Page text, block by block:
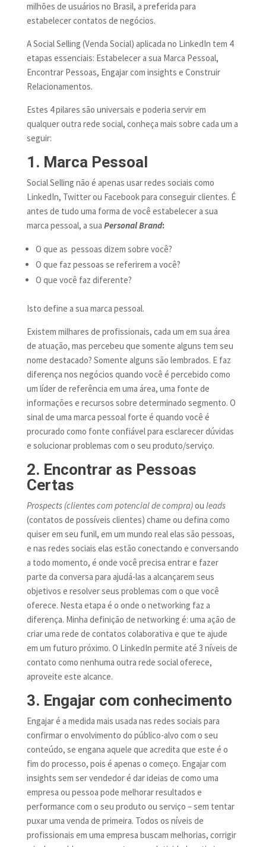
milhões de usuários no Brasil, a preferida para
estabelecer contatos de negócios.
A Social Selling (Venda Social) aplicada no LinkedIn tem 4
etapas essenciais: Estabelecer a sua Marca Pessoal,
Encontrar Pessoas, Engajar com insights e Construir
Relacionamentos.
Estes 4 pilares são universais e poderia servir em
qualquer outra rede social, conheça mais sobre cada um a
seguir:
1. Marca Pessoal
Social Selling não é apenas usar redes sociais como
LinkedIn, Twitter ou Facebook para conseguir clientes. É
antes de tudo uma forma de você estabelecer a sua
marca pessoal, a sua Personal Brand:
O que as pessoas dizem sobre você?
O que faz pessoas se referirem a você?
O que você faz diferente?
Isto define a sua marca pessoal.
Existem milhares de profissionais, cada um em sua área
de atuação, mas percebeu que somente alguns tem seu
nome destacado? Somente alguns são lembrados. E faz
diferença nos negócios quando você é percebido como
um líder de referência em uma área, uma fonte de
informações e recursos sobre determinado segmento. O
sinal de uma marca pessoal forte é quando você é
procurado como fonte confiável para esclarecer dúvidas
e solucionar problemas com o seu produto/serviço.
2. Encontrar as Pessoas
Certas
Prospects (clientes com potencial de compra)ou leads
(contatos de possíveis clientes) chame ou defina como
quiser em seu funil, em um mundo real elas são pessoas,
e nas redes sociais elas estão conectando e conversando
a todo momento, é onde você precisa entrar e fazer
parte da conversa para ajudá-las a alcançarem seus
objetivos e resolver seus problemas com o que você
oferece. Nesta etapa é o onde o networking faz a
diferença. Minha definição de networking é: uma ação de
criar uma rede de contatos colaborativa e que te ajude
em um futuro próximo. O LinkedIn permite até 3 níveis de
contato como nenhuma outra rede social oferece,
aproveite este alcance.
3. Engajar com conhecimento
Engajar é a medida mais usada nas redes sociais para
confirmar o envolvimento do público-alvo com o seu
conteúdo, se engana aquele que acredita que este é o
fim do processo, pois é apenas o começo. Engajar com
insights sem ser vendedor é dar ideias de como uma
empresa ou pessoa pode melhorar resultados e
performance com o seu produto ou serviço – sem tentar
puxar uma venda de primeira. Todos os níveis de
profissionais em uma empresa buscam melhorias, corrigir